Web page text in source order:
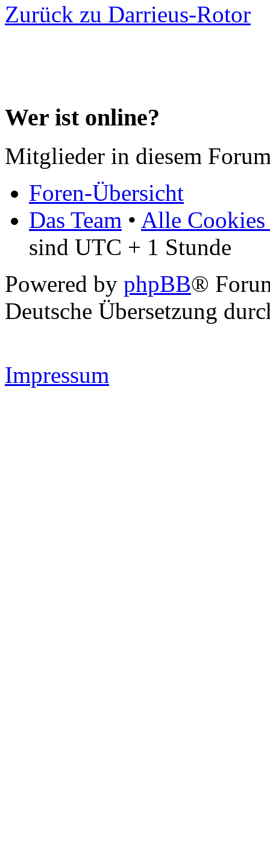
Zurück zu Darrieus-Rotor
Wer ist online?
Mitglieder in diesem
Foren-Übersicht
Das Team • Alle Cookies
sind UTC + 1 Stunde
Powered by phpBB®
Deutsche Übersetzung
Impressum